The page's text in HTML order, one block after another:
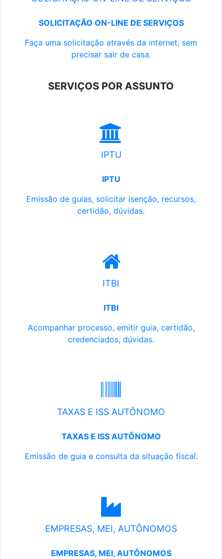
SOLICITAÇÃO ON-LINE DE SERVIÇOS
Faça uma solicitação através da internet, sem
precisar sair de casa.
SERVIÇOS POR ASSUNTO
IPTU
IPTU
Emissão de guias, solicitar isenção, recursos,
certidão, dúvidas.
ITBI
ITBI
Acompanhar processo, emitir guia, certidão,
credenciados, dúvidas.
TAXAS E ISS AUTÔNOMO
TAXAS E ISS AUTÔNOMO
Emissão de guia e consulta da situação fiscal.
EMPRESAS, MEI, AUTÔNOMOS
EMPRESAS, MEI, AUTÔNOMOS